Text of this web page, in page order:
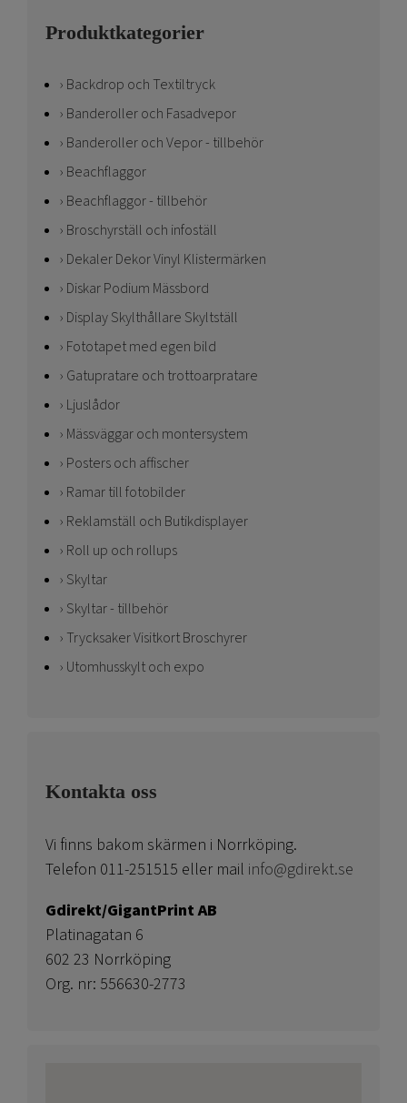
Produktkategorier
Backdrop och Textiltryck
Banderoller och Fasadvepor
Banderoller och Vepor - tillbehör
Beachflaggor
Beachflaggor - tillbehör
Broschyrställ och infoställ
Dekaler Dekor Vinyl Klistermärken
Diskar Podium Mässbord
Display Skylthållare Skyltställ
Fototapet med egen bild
Gatupratare och trottoarpratare
Ljuslådor
Mässväggar och montersystem
Posters och affischer
Ramar till fotobilder
Reklamställ och Butikdisplayer
Roll up och rollups
Skyltar
Skyltar - tillbehör
Trycksaker Visitkort Broschyrer
Utomhusskylt och expo
Kontakta oss
Vi finns bakom skärmen i Norrköping.
Telefon 011-251515 eller mail info@gdirekt.se
Gdirekt/GigantPrint AB
Platinagatan 6
602 23 Norrköping
Org. nr: 556630-2773